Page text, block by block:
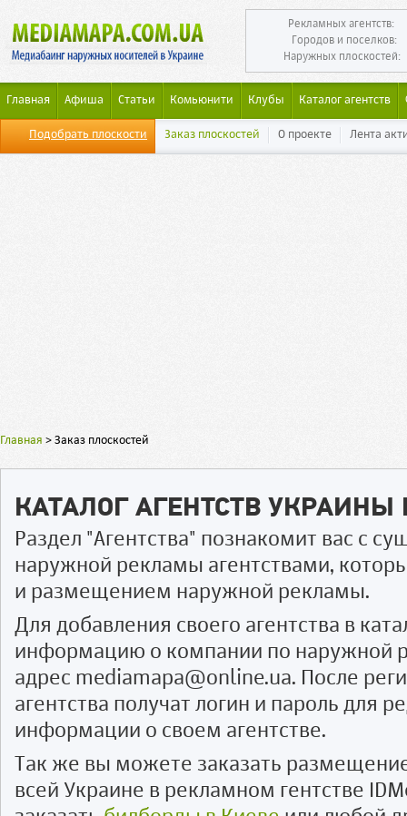
Рекламных агентств:
Городов и поселков:
Наружных плоскостей:
Главная Афиша Статьи Комьюнити Клубы Каталог агентств
Подобрать плоскости Заказ плоскостей О проекте Лента
Главная > Заказ плоскостей
КАТАЛОГ АГЕНТСТВ
Раздел "Агентства" познакомит вас с
наружной рекламы агентствами,
и размещением наружной рекламы.
Для добавления своего агентства в
информацию о компании по наружной
адрес mediamapa@online.ua. После
агентства получат логин и пароль для
информации о своем агентстве.
Так же вы можете заказать
всей Украине в рекламном гентстве